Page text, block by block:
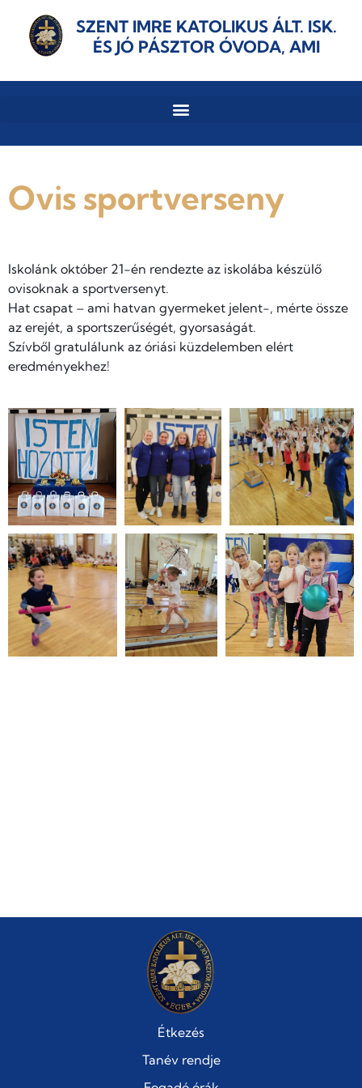
SZENT IMRE KATOLIKUS ÁLT. ISK.
ÉS JÓ PÁSZTOR ÓVODA, AMI
Ovis sportverseny
Iskolánk október 21-én rendezte az iskolába készülő
ovisoknak a sportversenyt.
Hat csapat – ami hatvan gyermeket jelent-, mérte össze
az erejét, a sportszerűségét, gyorsaságát.
Szívből gratulálunk az óriási küzdelemben elért
eredményekhez!
Étkezés
Tanév rendje